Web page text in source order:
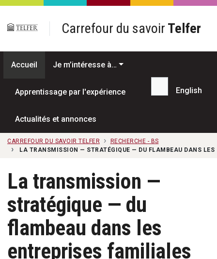
Passer au contenu principal
Carrefour du savoir Telfer
Accueil Je m’intéresse à…
Apprentissage par l'expérience
Actualités et annonces
Recherche...
English
CARREFOUR DU SAVOIR TELFER
RECHERCHE - BS
LA TRANSMISSION — STRATÉGIQUE — DU FLAMBEAU DANS LES
La transmission —
stratégique — du
flambeau dans les
entreprises familiales